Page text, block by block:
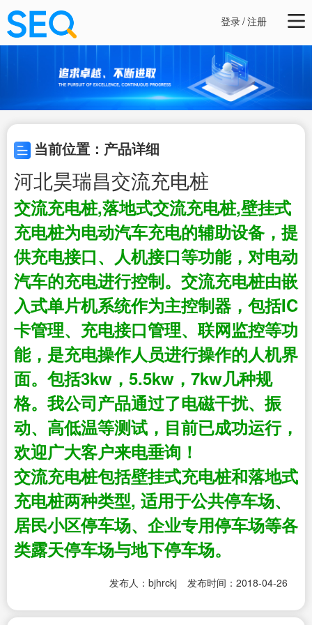
登录/注册
当前位置：产品详细
河北昊瑞昌交流充电桩
交流充电桩,落地式交流充电桩,壁挂式
充电桩为电动汽车充电的辅助设备，提
供充电接口、人机接口等功能，对电动
汽车的充电进行控制。交流充电桩由嵌
入式单片机系统作为主控制器，包括IC
卡管理、充电接口管理、联网监控等功
能，是充电操作人员进行操作的人机界
面。包括3kw，5.5kw，7kw几种规
格。我公司产品通过了电磁干扰、振
动、高低温等测试，目前已成功运行，
欢迎广大客户来电垂询！
交流充电桩包括壁挂式充电桩和落地式
充电桩两种类型, 适用于公共停车场、
居民小区停车场、企业专用停车场等各
类露天停车场与地下停车场。
发布人：bjhrckj 发布时间：2018-04-26